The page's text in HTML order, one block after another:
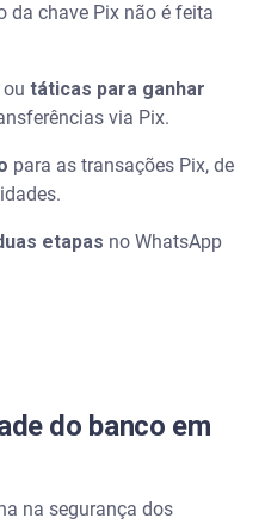
da chave Pix não é feita
táticas para ganhar
via Pix.
para as transações Pix, de
etapas no WhatsApp
do banco em
na segurança dos